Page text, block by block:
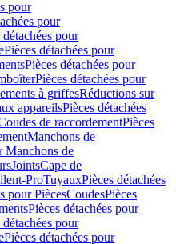
pour
pour
détachées pour
Pièces détachées pour
Pièces détachées pour
Pièces détachées pour
à griffesRéductions sur
appareilsPièces détachées
de raccordementPièces
Manchons de
Manchons de
JointsCape de
ProTuyauxPièces détachées
pour PiècesCoudesPièces
Pièces détachées pour
détachées pour
Pièces détachées pour